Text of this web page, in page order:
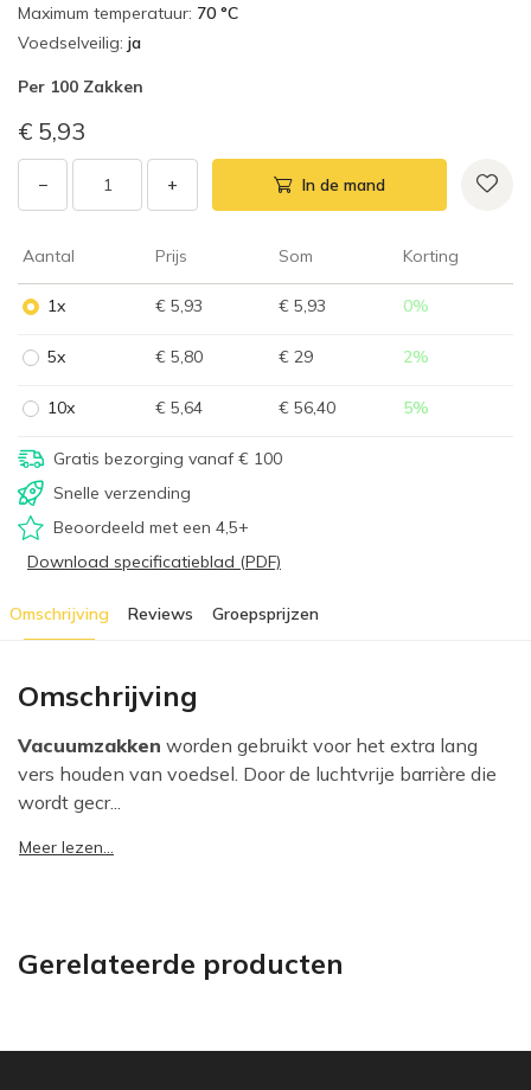
Maximum temperatuur: 70 °C
Voedselveilig: ja
Per 100 Zakken
€ 5,93
− + In de mand
Aantal Prijs Som Korting
1x € 5,93 € 5,93 0%
5x € 5,80 € 29 2%
10x € 5,64 € 56,40 5%
Gratis bezorging vanaf € 100
Snelle verzending
Beoordeeld met een 4,5+
Download specificatieblad (PDF)
Omschrijving Reviews Groepsprijzen
Omschrijving
Vacuumzakken worden gebruikt voor het extra lang
vers houden van voedsel. Door de luchtvrije barrière die
wordt gecr...
Meer lezen...
Gerelateerde producten